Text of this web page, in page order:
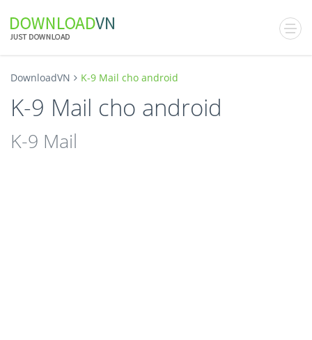
DownloadVN K-9 Mail cho android
K-9 Mail cho android
K-9 Mail